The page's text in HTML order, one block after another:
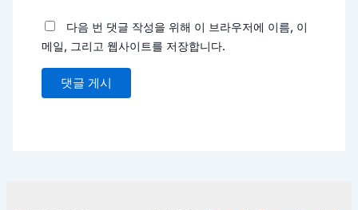
다음 번 댓글 작성을 위해 이 브라우저에 이름, 이
메일, 그리고 웹사이트를 저장합니다.